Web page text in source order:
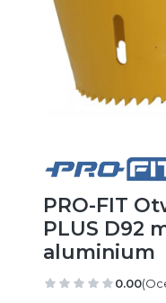
PRO-FIT
PLUS D92
aluminium
0.00